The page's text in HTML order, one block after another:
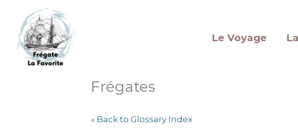
contenu
Le Voyage
Frégates
« Back to Glossary Index